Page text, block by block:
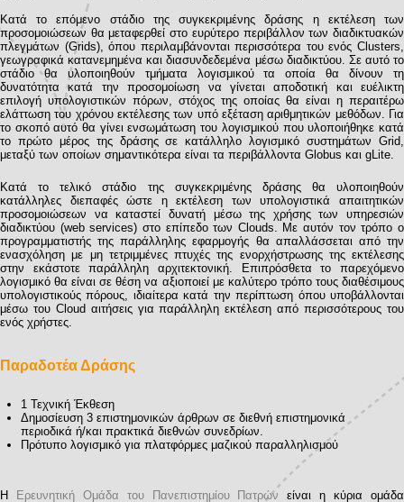
Κατά το επόμενο στάδιο της συγκεκριμένης δράσης η εκτέλεση των
προσομοιώσεων θα μεταφερθεί στο ευρύτερο περιβάλλον των διαδικτυακών
πλεγμάτων (Grids), όπου περιλαμβάνονται περισσότερα του ενός Clusters,
γεωγραφικά κατανεμημένα και διασυνδεδεμένα μέσω διαδικτύου. Σε αυτό το
στάδιο θα υλοποιηθούν τμήματα λογισμικού τα οποία θα δίνουν τη
δυνατότητα κατά την προσομοίωση να γίνεται αποδοτική και ευέλικτη
επιλογή υπολογιστικών πόρων, στόχος της οποίας θα είναι η περαιτέρω
ελάττωση του χρόνου εκτέλεσης των υπό εξέταση αριθμητικών μεθόδων. Για
το σκοπό αυτό θα γίνει ενσωμάτωση του λογισμικού που υλοποιήθηκε κατά
το πρώτο μέρος της δράσης σε κατάλληλο λογισμικό συστημάτων Grid,
μεταξύ των οποίων σημαντικότερα είναι τα περιβάλλοντα Globus και gLite.
Κατά το τελικό στάδιο της συγκεκριμένης δράσης θα υλοποιηθούν
κατάλληλες διεπαφές ώστε η εκτέλεση των υπολογιστικά απαιτητικών
προσομοιώσεων να καταστεί δυνατή μέσω της χρήσης των υπηρεσιών
διαδικτύου (web services) στο επίπεδο των Clouds. Με αυτόν τον τρόπο ο
προγραμματιστής της παράλληλης εφαρμογής θα απαλλάσσεται από την
ενασχόληση με μη τετριμμένες πτυχές της ενορχήστρωσης της εκτέλεσης
στην εκάστοτε παράλληλη αρχιτεκτονική. Επιπρόσθετα το παρεχόμενο
λογισμικό θα είναι σε θέση να αξιοποιεί με καλύτερο τρόπο τους διαθέσιμους
υπολογιστικούς πόρους, ιδιαίτερα κατά την περίπτωση όπου υποβάλλονται
μέσω του Cloud αιτήσεις για παράλληλη εκτέλεση από περισσότερους του
ενός χρήστες.
Παραδοτέα Δράσης
1 Τεχνική Έκθεση
Δημοσίευση 3 επιστημονικών άρθρων σε διεθνή επιστημονικά
περιοδικά ή/και πρακτικά διεθνών συνεδρίων.
Πρότυπο λογισμικό για πλατφόρμες μαζικού παραλληλισμού
Η Ερευνητική Ομάδα του Πανεπιστημίου Πατρών είναι η κύρια ομάδα